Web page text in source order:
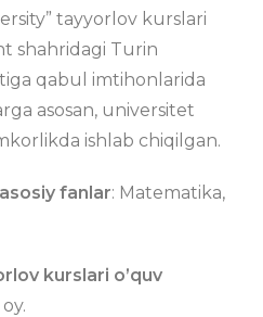
tayyorlov kurslari
shahridagi Turin
qabul imtihonlarida
asosan, universitet
ishlab chiqilgan.
fanlar: Matematika,
kurslari o’quv
oy.